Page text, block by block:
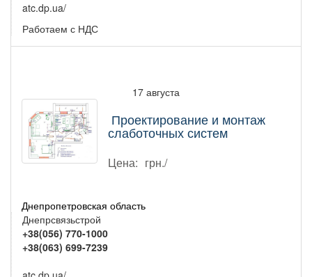
atc.dp.ua/
Работаем с НДС
17 августа
Проектирование и монтаж
слаботочных систем
Цена: грн./
Днепропетровская область
Днепрсвязьстрой
+38(056) 770-1000
+38(063) 699-7239